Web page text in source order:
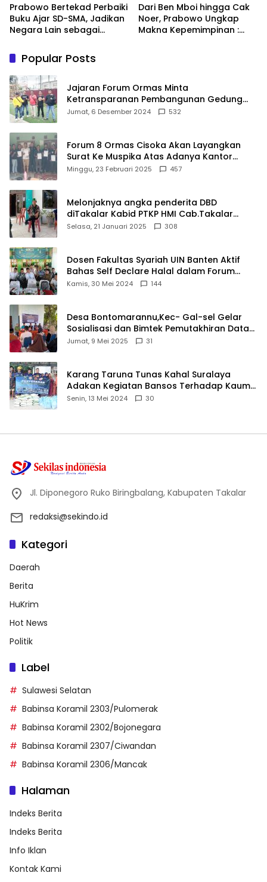
Prabowo Bertekad Perbaiki
Buku Ajar SD-SMA, Jadikan
Negara Lain sebagai
Dari Ben Mboi hingga Cak
Noer, Prabowo Ungkap
Makna Kepemimpinan :
Popular Posts
Jajaran Forum Ormas Minta
Ketransparanan Pembangunan Gedung
Damkar Di Kecamatan Cisoka
Jumat, 6 Desember 2024 532
Forum 8 Ormas Cisoka Akan Layangkan
Surat Ke Muspika Atas Adanya Kantor
Matel di Cisoka
Minggu, 23 Februari 2025 457
Melonjaknya angka penderita DBD
diTakalar Kabid PTKP HMI Cab.Takalar
angkat bicara
Selasa, 21 Januari 2025 308
Dosen Fakultas Syariah UIN Banten Aktif
Bahas Self Declare Halal dalam Forum
Ijtima Ulama MUI
Kamis, 30 Mei 2024 144
Desa Bontomarannu,Kec- Gal-sel Gelar
Sosialisasi dan Bimtek Pemutakhiran Data
ID
Jumat, 9 Mei 2025 31
Karang Taruna Tunas Kahal Suralaya
Adakan Kegiatan Bansos Terhadap Kaum
Dhuafa dan Anak Yatim-Piatu
Senin, 13 Mei 2024 30
Jl. Diponegoro Ruko Biringbalang, Kabupaten Takalar
redaksi@sekindo.id
Kategori
Daerah
Berita
HuKrim
Hot News
Politik
Label
Sulawesi Selatan
Babinsa Koramil 2303/Pulomerak
Babinsa Koramil 2302/Bojonegara
Babinsa Koramil 2307/Ciwandan
Babinsa Koramil 2306/Mancak
Halaman
Indeks Berita
Indeks Berita
Info Iklan
Kontak Kami